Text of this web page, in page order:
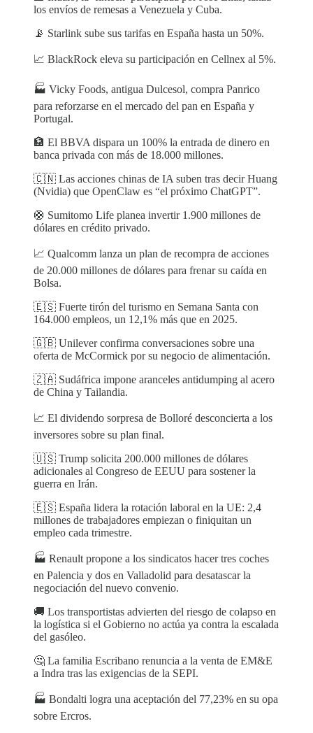
los envíos de remesas a Venezuela y Cuba.
📡 Starlink sube sus tarifas en España hasta un 50%.
📈 BlackRock eleva su participación en Cellnex al 5%.
🏭 Vicky Foods, antigua Dulcesol, compra Panrico
para reforzarse en el mercado del pan en España y
Portugal.
🏦 El BBVA dispara un 100% la entrada de dinero en
banca privada con más de 18.000 millones.
🇨🇳 Las acciones chinas de IA suben tras decir Huang
(Nvidia) que OpenClaw es “el próximo ChatGPT”.
🛟 Sumitomo Life planea invertir 1.900 millones de
dólares en crédito privado.
📈 Qualcomm lanza un plan de recompra de acciones
de 20.000 millones de dólares para frenar su caída en
Bolsa.
🇪🇸 Fuerte tirón del turismo en Semana Santa con
164.000 empleos, un 12,1% más que en 2025.
🇬🇧 Unilever confirma conversaciones sobre una
oferta de McCormick por su negocio de alimentación.
🇿🇦 Sudáfrica impone aranceles antidumping al acero
de China y Tailandia.
📈 El dividendo sorpresa de Bolloré desconcierta a los
inversores sobre su plan final.
🇺🇸 Trump solicita 200.000 millones de dólares
adicionales al Congreso de EEUU para sostener la
guerra en Irán.
🇪🇸 España lidera la rotación laboral en la UE: 2,4
millones de trabajadores empiezan o finiquitan un
empleo cada trimestre.
🏭 Renault propone a los sindicatos hacer tres coches
en Palencia y dos en Valladolid para desatascar la
negociación del nuevo convenio.
🚚 Los transportistas advierten del riesgo de colapso en
la logística si el Gobierno no actúa ya contra la escalada
del gasóleo.
🤔 La familia Escribano renuncia a la venta de EM&E
a Indra tras las exigencias de la SEPI.
🏭 Bondalti logra una aceptación del 77,23% en su opa
sobre Ercros.